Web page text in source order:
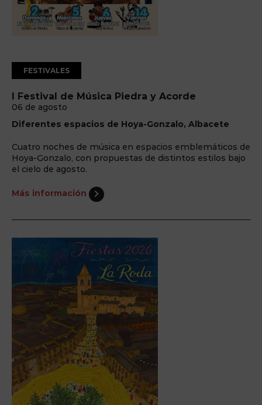
FESTIVALES
I Festival de Música Piedra y Acorde
06 de agosto
Diferentes espacios de Hoya-Gonzalo, Albacete
Cuatro noches de música en espacios emblemáticos de
Hoya-Gonzalo, con propuestas de distintos estilos bajo
el cielo de agosto.
Más información